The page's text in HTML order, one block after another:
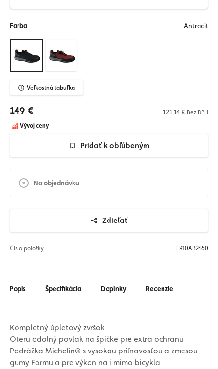
Farba Antracit
Veľkostná tabuľka
149 € 121,14 € Bez DPH
Vývoj ceny
Pridať k obľúbeným
Na objednávku
Zdieľať
Číslo položky FK10AB2460
Popis Špecifikácia Doplnky Recenzie
Kompletný úpletový zvršok
Oteru odolný povlak na špičke pre extra ochranu
Podrážka Michelin® s vysokou priľnavosťou a zmesou
gumy Formula pre výkon na i mimo bicykla